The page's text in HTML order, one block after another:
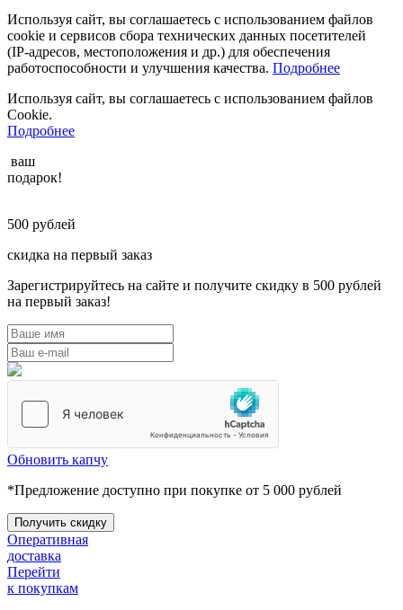
Используя сайт, вы соглашаетесь с использованием файлов
cookie и сервисов сбора технических данных посетителей
(IP‑адресов, местоположения и др.) для обеспечения
работоспособности и улучшения качества. Подробнее
Используя сайт, вы соглашаетесь с использованием файлов
Cookie.
Подробнее
ваш
подарок!
500 рублей
скидка на первый заказ
Зарегистрируйтесь на сайте и получите скидку в 500 рублей
на первый заказ!
Обновить капчу
*Предложение доступно при покупке от 5 000 рублей
Оперативная
доставка
Перейти
к покупкам